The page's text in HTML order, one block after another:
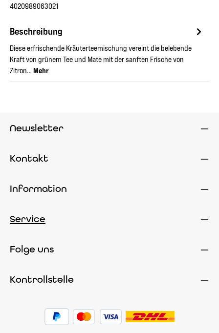
4020989063021
Beschreibung
Diese erfrischende Kräuterteemischung vereint die belebende
Kraft von grünem Tee und Mate mit der sanften Frische von
Zitron… Mehr
Newsletter
Kontakt
Information
Service
Folge uns
Kontrollstelle